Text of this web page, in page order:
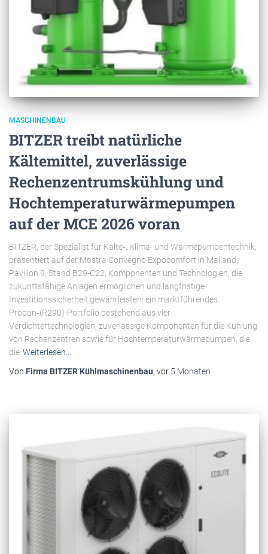
MASCHINENBAU
BITZER treibt natürliche
Kältemittel, zuverlässige
Rechenzentrumskühlung und
Hochtemperaturwärmepumpen
auf der MCE 2026 voran
BITZER, der Spezialist für Kälte‑, Klima- und Wärmepumpentechnik,
präsentiert auf der Mostra Convegno Expocomfort in Mailand,
Pavillon 9, Stand B29-C22, Komponenten und Technologien, die
zukunftsfähige Anlagen ermöglichen und langfristige
Investitionssicherheit gewährleisten: ein marktführendes
Propan‑(R290)-Portfolio bestehend aus vier
Verdichtertechnologien, zuverlässige Komponenten für die Kühlung
von Rechenzentren sowie für Hochtemperaturwärmepumpen, die
die Weiterlesen…
Von Firma BITZER Kühlmaschinenbau, vor 5 Monaten